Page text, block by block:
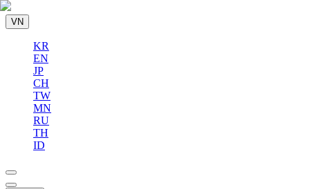
VN
KR
EN
JP
CH
TW
MN
RU
TH
ID